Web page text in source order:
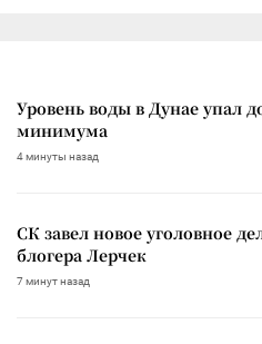
Уровень воды в Дунае упал
минимума
4 минуты назад
СК завел новое уголовное
блогера Лерчек
7 минут назад